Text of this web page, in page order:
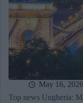
May 16, 2026
Top news Ungheria: